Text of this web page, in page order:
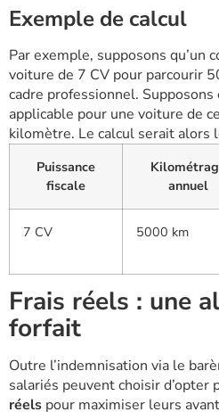
Exemple de calcul
Par exemple, supposons qu’un
voiture de 7 CV pour parcourir
cadre professionnel.
applicable pour une voiture de
kilomètre. Le calcul serait alors
Puissance
fiscale
annuel
7 CV 5000 km
Frais réels : une
forfait
Outre l’indemnisation via le
salariés peuvent choisir d’opter
réels pour maximiser leurs